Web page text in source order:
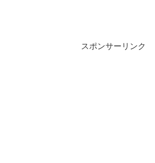
スポンサーリンク